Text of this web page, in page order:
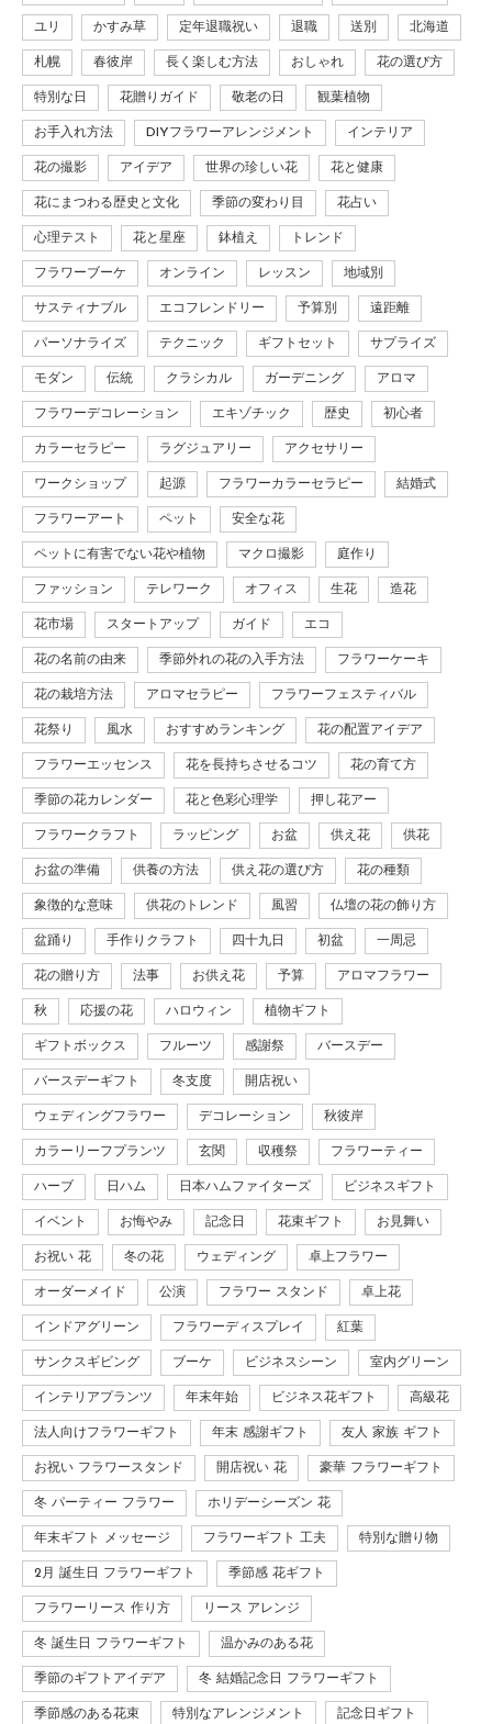
ユリ かすみ草 定年退職祝い 退職 送別 北海道
札幌 春彼岸 長く楽しむ方法 おしゃれ 花の選び方
特別な日 花贈りガイド 敬老の日 観葉植物
お手入れ方法 DIYフラワーアレンジメント インテリア
花の撮影 アイデア 世界の珍しい花 花と健康
花にまつわる歴史と文化 季節の変わり目 花占い
心理テスト 花と星座 鉢植え トレンド
フラワーブーケ オンライン レッスン 地域別
サスティナブル エコフレンドリー 予算別 遠距離
パーソナライズ テクニック ギフトセット サプライズ
モダン 伝統 クラシカル ガーデニング アロマ
フラワーデコレーション エキゾチック 歴史 初心者
カラーセラピー ラグジュアリー アクセサリー
ワークショップ 起源 フラワーカラーセラピー 結婚式
フラワーアート ペット 安全な花
ペットに有害でない花や植物 マクロ撮影 庭作り
ファッション テレワーク オフィス 生花 造花
花市場 スタートアップ ガイド エコ
花の名前の由来 季節外れの花の入手方法 フラワーケーキ
花の栽培方法 アロマセラピー フラワーフェスティバル
花祭り 風水 おすすめランキング 花の配置アイデア
フラワーエッセンス 花を長持ちさせるコツ 花の育て方
季節の花カレンダー 花と色彩心理学 押し花アー
フラワークラフト ラッピング お盆 供え花 供花
お盆の準備 供養の方法 供え花の選び方 花の種類
象徴的な意味 供花のトレンド 風習 仏壇の花の飾り方
盆踊り 手作りクラフト 四十九日 初盆 一周忌
花の贈り方 法事 お供え花 予算 アロマフラワー
秋 応援の花 ハロウィン 植物ギフト
ギフトボックス フルーツ 感謝祭 バースデー
バースデーギフト 冬支度 開店祝い
ウェディングフラワー デコレーション 秋彼岸
カラーリーフプランツ 玄関 収穫祭 フラワーティー
ハーブ 日ハム 日本ハムファイターズ ビジネスギフト
イベント お悔やみ 記念日 花束ギフト お見舞い
お祝い 花 冬の花 ウェディング 卓上フラワー
オーダーメイド 公演 フラワー スタンド 卓上花
インドアグリーン フラワーディスプレイ 紅葉
サンクスギビング ブーケ ビジネスシーン 室内グリーン
インテリアプランツ 年末年始 ビジネス花ギフト 高級花
法人向けフラワーギフト 年末 感謝ギフト 友人 家族 ギフト
お祝い フラワースタンド 開店祝い 花 豪華 フラワーギフト
冬 パーティー フラワー ホリデーシーズン 花
年末ギフト メッセージ フラワーギフト 工夫 特別な贈り物
2月 誕生日 フラワーギフト 季節感 花ギフト
フラワーリース 作り方 リース アレンジ
冬 誕生日 フラワーギフト 温かみのある花
季節のギフトアイデア 冬 結婚記念日 フラワーギフト
季節感のある花束 特別なアレンジメント 記念日ギフト